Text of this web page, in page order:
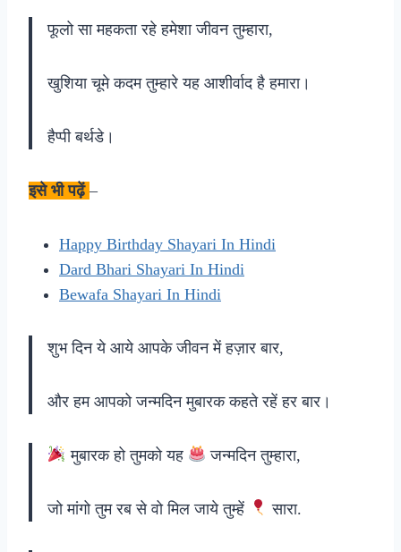
फूलो सा महकता रहे हमेशा जीवन तुम्हारा,
खुशिया चूमे कदम तुम्हारे यह आशीर्वाद है हमारा।
हैप्पी बर्थडे।
इसे भी पढ़ें –
Happy Birthday Shayari In Hindi
Dard Bhari Shayari In Hindi
Bewafa Shayari In Hindi
शुभ दिन ये आये आपके जीवन में हज़ार बार,
और हम आपको जन्मदिन मुबारक कहते रहें हर बार।
मुबारक हो तुमको यह जन्मदिन तुम्हारा,
जो मांगो तुम रब से वो मिल जाये तुम्हें सारा.